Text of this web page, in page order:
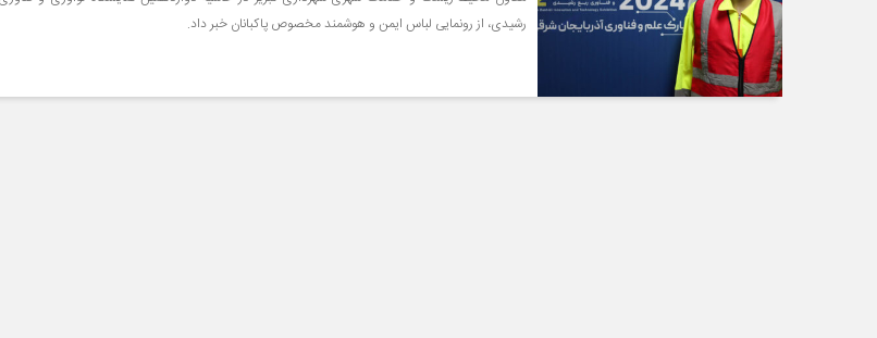
رشیدی، از رونمایی لباس ایمن و هوشمند مخصوص پاکبانان خبر داد.